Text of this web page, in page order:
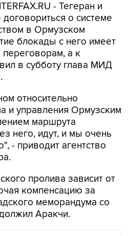
- Тегеран и
о системе
в Ормузском
блокады с него имеет
а к
в субботу глава МИД
относительно
и управления Ормузским
маршрута
него, идут, и мы очень
- приводит агентство
пролива зависит от
компенсацию за
меморандума со
Аракчи.